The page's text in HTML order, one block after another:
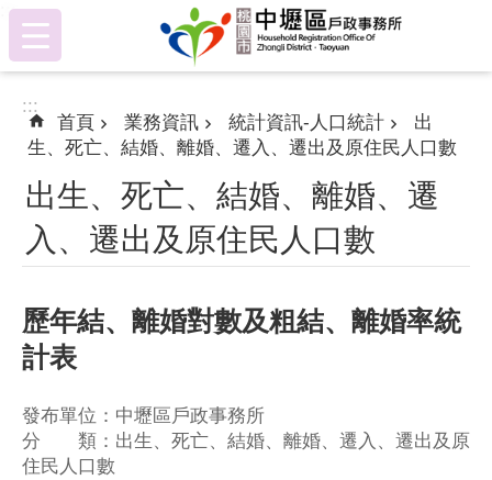
跳到主要內容區塊
:::
:::
首頁 業務資訊 統計資訊-人口統計
出
生、死亡、結婚、離婚、遷入、遷出及原住民人口數
出生、死亡、結婚、離婚、遷
入、遷出及原住民人口數
歷年結、離婚對數及粗結、離婚率統
計表
發布單位：中壢區戶政事務所
分 類：出生、死亡、結婚、離婚、遷入、遷出及原
住民人口數